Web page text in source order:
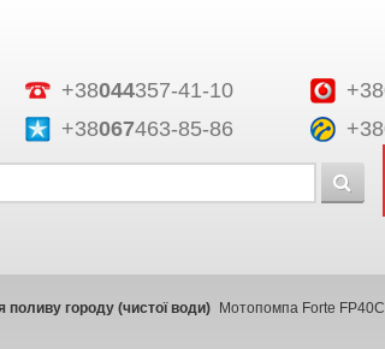
+38044357-41-10 +38
+38067463-85-86 +38
городу (чистої води) Мотопомпа Forte FP40C